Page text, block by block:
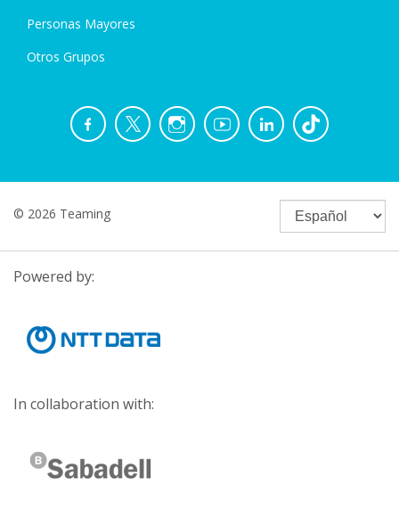
Personas Mayores
Otros Grupos
© 2026 Teaming
Powered by:
In collaboration with: